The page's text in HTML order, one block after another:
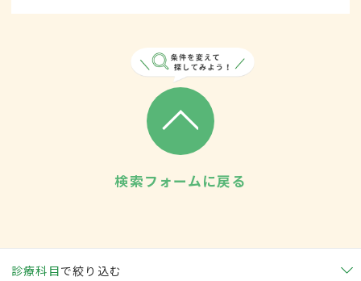
検索フォームに戻る
診療科目で絞り込む